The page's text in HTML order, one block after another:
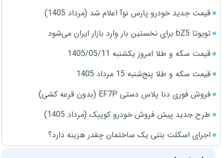
قیمت جدید خودرو پارس نوآ اعلام شد (مرداد 1405)
تویوتا bZ5 برای نخستین بار وارد بازار ایران می‌شود
قیمت سکه و طلا امروز یکشنبه 1405/05/11
قیمت سکه و طلا پنج‌شنبه 15 مرداد 1405
فروش فوری دنا پلاس دستی EF7P (بدون قرعه کشی)
طرح جدید پیش فروش خودرو کوییک (مرداد 1405)
اجرای اسکلت بتنی یک ساختمان چقدر هزینه دارد؟